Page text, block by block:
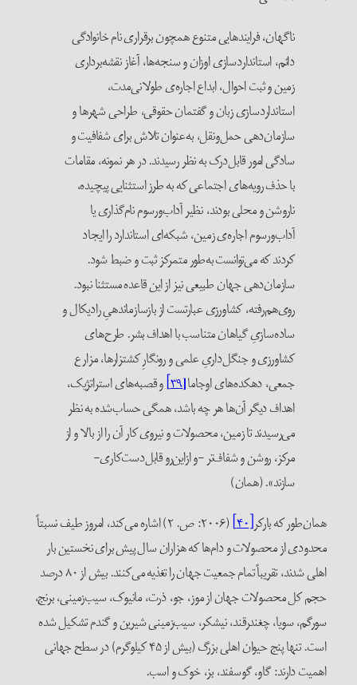
ناگهان، فرایندهایی متنوع همچون برقراری نام خانوادگی
دائم، استانداردسازی اوزان و سنجه‌ها، آغاز نقشه‌برداری
زمین و ثبت احوال، ابداع اجاره‌ی طولانی‌مدت،
استانداردسازی زبان و گفتمان حقوقی، طراحی شهرها و
سازمان‌دهی حمل‌ونقل، به‌عنوان تلاش برای شفافیت و
سادگی امور قابل‌درک به نظر رسیدند. در هر نمونه، مقامات
با حذف رویه‌های اجتماعی که به طرز استثنایی پیچیده،
ناروشن و محلی بودند، نظیر آداب‌ورسوم نام‌گذاری یا
آداب‌ورسوم اجاره‌ی زمین، شبکه‌ای استاندارد را ایجاد
کردند که می‌توانست به‌طور متمرکز ثبت و ضبط شود.
سازمان‌دهی جهان طبیعی نیز از این قاعده مستثنا نبود.
روی‌هم‌رفته، کشاورزی عبارتست از بازسازماندهیِ رادیکال و
ساده‌سازیِ گیاهان متناسب با اهداف بشر. طرح‌های
کشاورزی و جنگل‌داریِ علمی و رونگارِ کشتزارها، مزارع
جمعی، دهکده‌های اوجاما[۳۹] و قصبه‌های استراتژیک،
اهداف دیگر آن‌ها هر چه باشد، همگی حساب‌شده به نظر
می‌رسیدند تا زمین، محصولات و نیروی کار آن را از بالا و از
مرکز، روشن و شفاف‌تر -و ازاین‌رو قابل‌دست‌کاری-
سازند». (همان)
که بارکر[۴۰]
(۲۰۰۶: ص. ۲) اشاره می‌کند، امروز طیف نسبتاً
از محصولات و دام‌ها که هزاران سال پیش برای نخستین بار
اهلی شدند، تقریباً تمام جمعیت جهان را تغذیه می‌کنند. بیش از ۸۰ درصد
کل محصولات جهان از موز، جو، ذرت، مانیوک، سیب‌زمینی، برنج،
سویا، چغندرقند، نیشکر، سیب‌زمینی شیرین و گندم تشکیل شده
است. تنها پنج حیوان اهلی بزرگ (بیش از ۴۵ کیلوگرم) در سطح جهانی
دارند: گاو، گوسفند، بز، خوک و اسب.